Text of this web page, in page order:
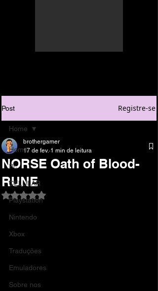
Post Registre-se
Home
Pc
CELULAR
Playstation
Nintendo
Xbox
Traduções
Emuladores
Sobre nos
Home
NORSE Oath of Blood-
RUNE
brothergamer
17 de fev. 1 min de leitura
Avaliado com NaN de 5 estrelas.